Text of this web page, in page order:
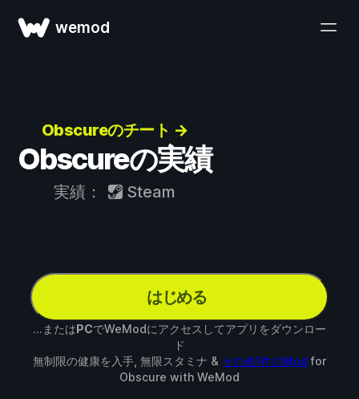
wemod
Obscureのチート →
Obscureの実績
実績： Steam
はじめる
...またはPCでWeModにアクセスしてアプリをダウンロー
ド
無制限の健康を入手, 無限スタミナ & その他1件のMod for
Obscure with WeMod